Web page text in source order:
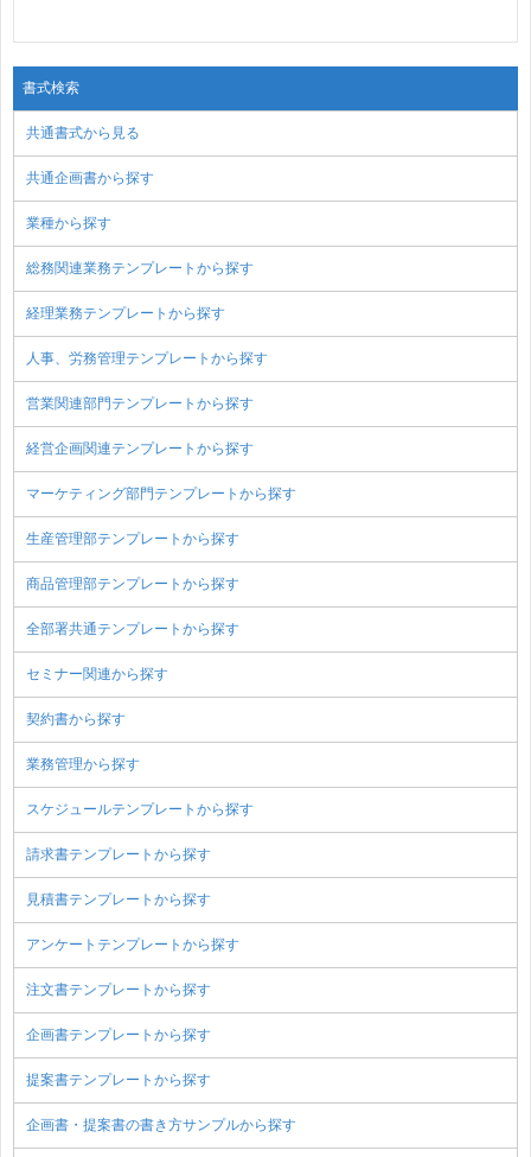
書式検索
共通書式から見る
共通企画書から探す
業種から探す
総務関連業務テンプレートから探す
経理業務テンプレートから探す
人事、労務管理テンプレートから探す
営業関連部門テンプレートから探す
経営企画関連テンプレートから探す
マーケティング部門テンプレートから探す
生産管理部テンプレートから探す
商品管理部テンプレートから探す
全部署共通テンプレートから探す
セミナー関連から探す
契約書から探す
業務管理から探す
スケジュールテンプレートから探す
請求書テンプレートから探す
見積書テンプレートから探す
アンケートテンプレートから探す
注文書テンプレートから探す
企画書テンプレートから探す
提案書テンプレートから探す
企画書・提案書の書き方サンプルから探す